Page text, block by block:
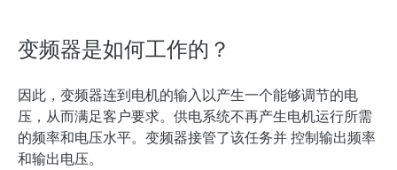
变频器是如何工作的？
因此，变频器连到电机的输入以产生一个能够调节的电
压，从而满足客户要求。供电系统不再产生电机运行所需
的频率和电压水平。变频器接管了该任务并控制输出频率
和输出电压。